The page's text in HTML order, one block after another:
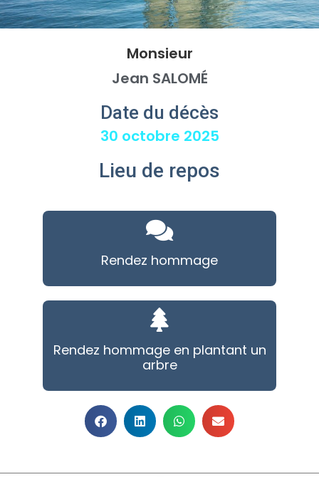
Monsieur
Jean SALOMÉ
Date du décès
30 octobre 2025
Lieu de repos
Rendez hommage
Rendez hommage en plantant un
arbre